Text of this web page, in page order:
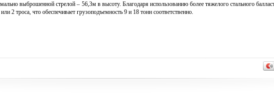
выброшенной стрелой – 56,3м в высоту. Благодаря использованию более тяжелого стального
2 троса, что обеспечивает грузоподъемность 9 и 18 тонн соответственно.